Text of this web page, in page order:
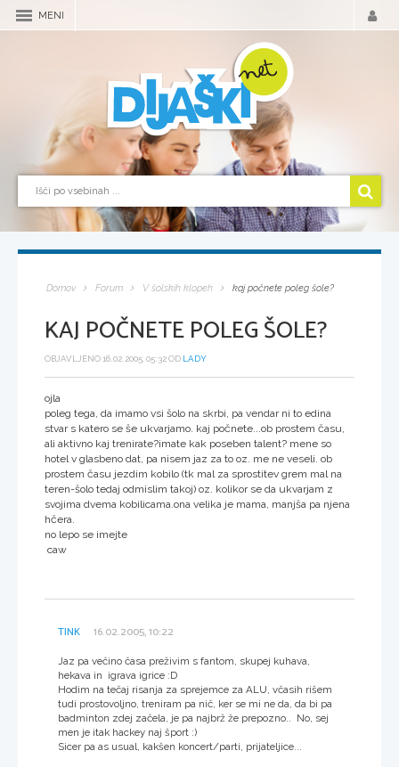
MENI
Domov Forum V šolskih klopeh kaj počnete poleg šole?
KAJ POČNETE POLEG ŠOLE?
OBJAVLJENO 16.02.2005, 05:32 OD LADY
ojla
poleg tega, da imamo vsi šolo na skrbi, pa vendar ni to edina
stvar s katero se še ukvarjamo. kaj počnete...ob prostem času,
ali aktivno kaj trenirate?imate kak poseben talent? mene so
hotel v glasbeno dat, pa nisem jaz za to oz. me ne veseli. ob
prostem času jezdim kobilo (tk mal za sprostitev grem mal na
teren-šolo tedaj odmislim takoj) oz. kolikor se da ukvarjam z
svojima dvema kobilicama.ona velika je mama, manjša pa njena
hčera.
no lepo se imejte
caw
TINK 16.02.2005, 10:22
Jaz pa večino časa preživim s fantom, skupej kuhava,
hekava in igrava igrice :D
Hodim na tečaj risanja za sprejemce za ALU, včasih rišem
tudi prostovoljno, treniram pa nič, ker se mi ne da, da bi pa
badminton zdej začela, je pa najbrž že prepozno.. No, sej
men je itak hackey naj šport :)
Sicer pa as usual, kakšen koncert/parti, prijateljice...